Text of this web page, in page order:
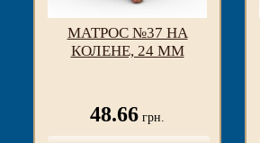
МАТРОС №37 НА
КОЛЕНЕ, 24 ММ
48.66 грн.